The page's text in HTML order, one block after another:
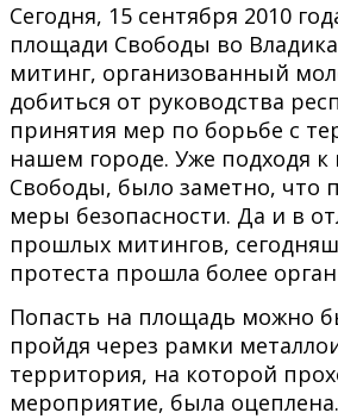
Сегодня, 15 сентября 2010
площади Свободы во
митинг, организованный
добиться от руководства
принятия мер по борьбе с
нашем городе. Уже подходя
Свободы, было заметно, что
меры безопасности. Да и в
прошлых митингов,
протеста прошла более
Попасть на площадь можно
пройдя через рамки
территория, на которой
мероприятие, была оцеплена.